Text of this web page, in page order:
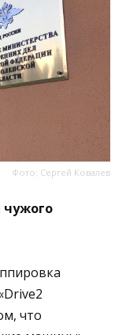
Фото: Сергей Ковалев
что